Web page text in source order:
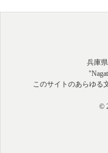
兵庫
このサイトのあらゆる
©